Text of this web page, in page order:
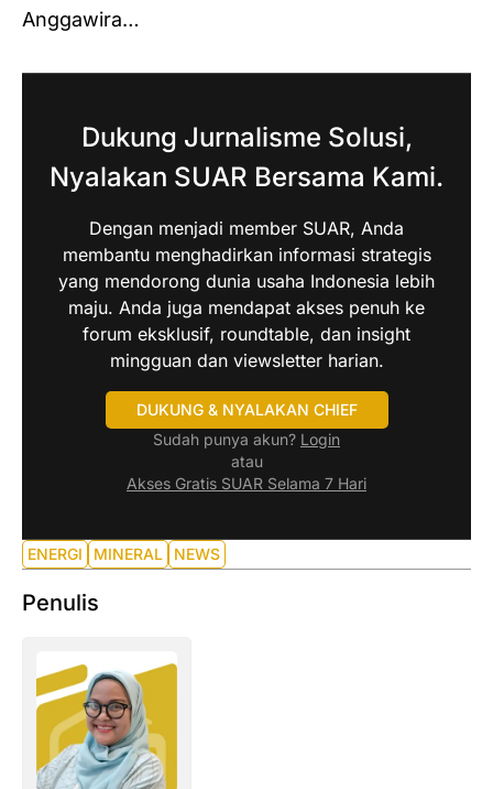
Anggawira…
Dukung Jurnalisme Solusi,
Nyalakan SUAR Bersama Kami.
Dengan menjadi member SUAR, Anda
membantu menghadirkan informasi strategis
yang mendorong dunia usaha Indonesia lebih
maju. Anda juga mendapat akses penuh ke
forum eksklusif, roundtable, dan insight
mingguan dan viewsletter harian.
DUKUNG & NYALAKAN CHIEF
Sudah punya akun? Login
atau
Akses Gratis SUAR Selama 7 Hari
ENERGI MINERAL NEWS
Penulis